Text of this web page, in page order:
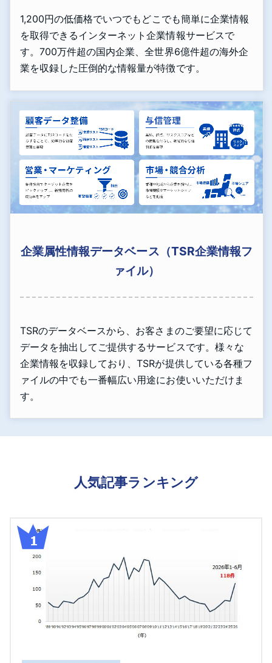
1,200円の低価格でいつでもどこでも簡単に企業情報
を取得できるインターネット企業情報サービスで
す。700万件超の国内企業、全世界6億件超の海外企
業を収録した圧倒的な情報量が特徴です。
企業属性情報データベース（TSR企業情報フ
ァイル）
TSRのデータベースから、お客さまのご要望に応じて
データを抽出してご提供するサービスです。様々な
企業情報を収録しており、TSRが提供している各種フ
ァイルの中でも一番幅広い用途にお使いいただけま
す。
人気記事ランキング